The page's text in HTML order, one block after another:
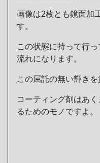
画像は2枚とも鏡面加
す。
この状態に持って行
流れになります。
この屈託の無い輝き
コーティング剤はあ
るためのモノですよ。